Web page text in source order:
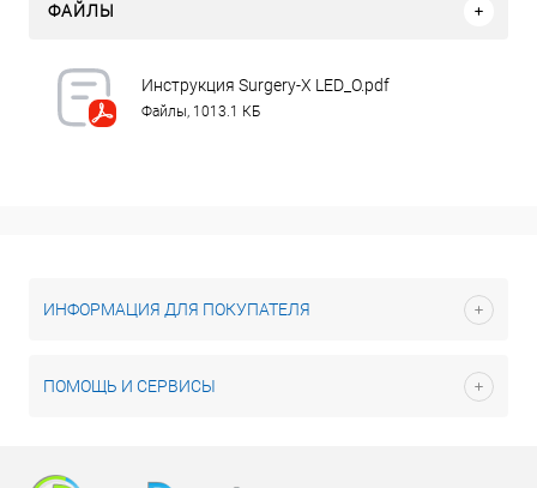
ФАЙЛЫ
Инструкция Surgery-X LED_O.pdf
Файлы, 1013.1 КБ
ИНФОРМАЦИЯ ДЛЯ ПОКУПАТЕЛЯ
ПОМОЩЬ И СЕРВИСЫ